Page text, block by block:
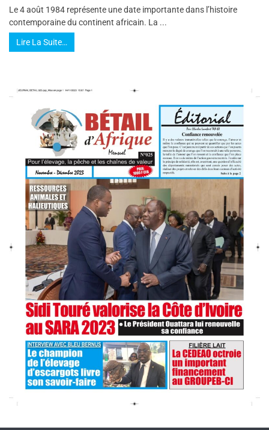
Le 4 août 1984 représente une date importante dans l’histoire
contemporaine du continent africain. La ...
Lire La Suite…